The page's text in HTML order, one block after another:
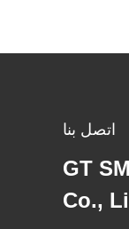
اتصل بنا
GT
Co.,